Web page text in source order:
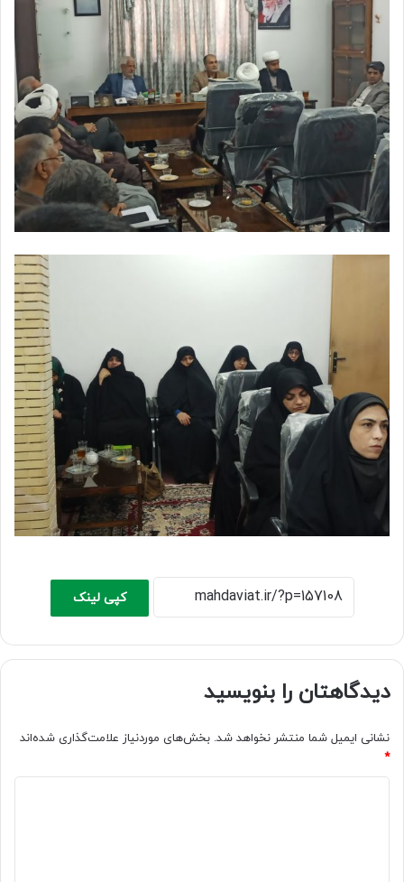
کپی لینک
دیدگاهتان را بنویسید
نشانی ایمیل شما منتشر نخواهد شد. بخش‌های موردنیاز علامت‌گذاری شده‌اند
*